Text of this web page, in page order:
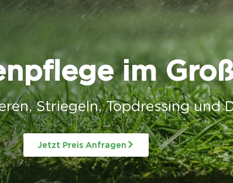
im
Striegeln, Topdressing und
Jetzt Preis Anfragen